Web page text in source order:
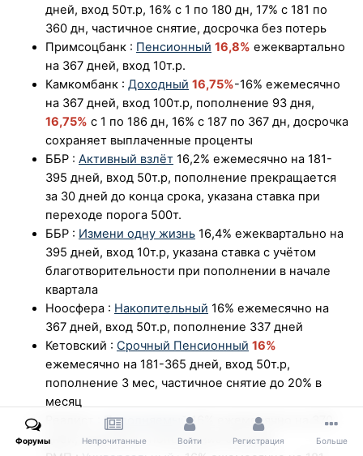
дней, вход 50т.р, 16% c 1 по 180 дн, 17% с 181 по
360 дн, частичное снятие, досрочка без потерь
Примсоцбанк : Пенсионный 16,8% ежеквартально
на 367 дней, вход 10т.р.
Камкомбанк : Доходный 16,75%-16% ежемесячно
на 367 дней, вход 100т.р, пополнение 93 дня,
16,75% с 1 по 186 дн, 16% с 187 по 367 дн, досрочка
сохраняет выплаченные проценты
ББР : Активный взлёт 16,2% ежемесячно на 181-
395 дней, вход 50т.р, пополнение прекращается
за 30 дней до конца срока, указана ставка при
переходе порога 500т.
ББР : Измени одну жизнь 16,4% ежеквартально на
395 дней, вход 10т.р, указана ставка с учётом
благотворительности при пополнении в начале
квартала
Ноосфера : Накопительный 16% ежемесячно на
367 дней, вход 50т.р, пополнение 337 дней
Кетовский : Срочный Пенсионный 16%
ежемесячно на 181-365 дней, вход 50т.р,
пополнение 3 мес, частичное снятие до 20% в
месяц
Пополняемый16% ежемесячно на 370
дней, вход 50т.р, пополнение 90 дней
Форумы Непрочитанные Войти Регистрация Больше